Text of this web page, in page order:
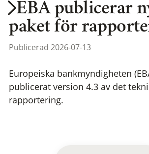
EBA publicerar
paket för
Publicerad 2026-07-13
Europeiska bankmyndigheten
publicerat version 4.3 av det
rapportering.